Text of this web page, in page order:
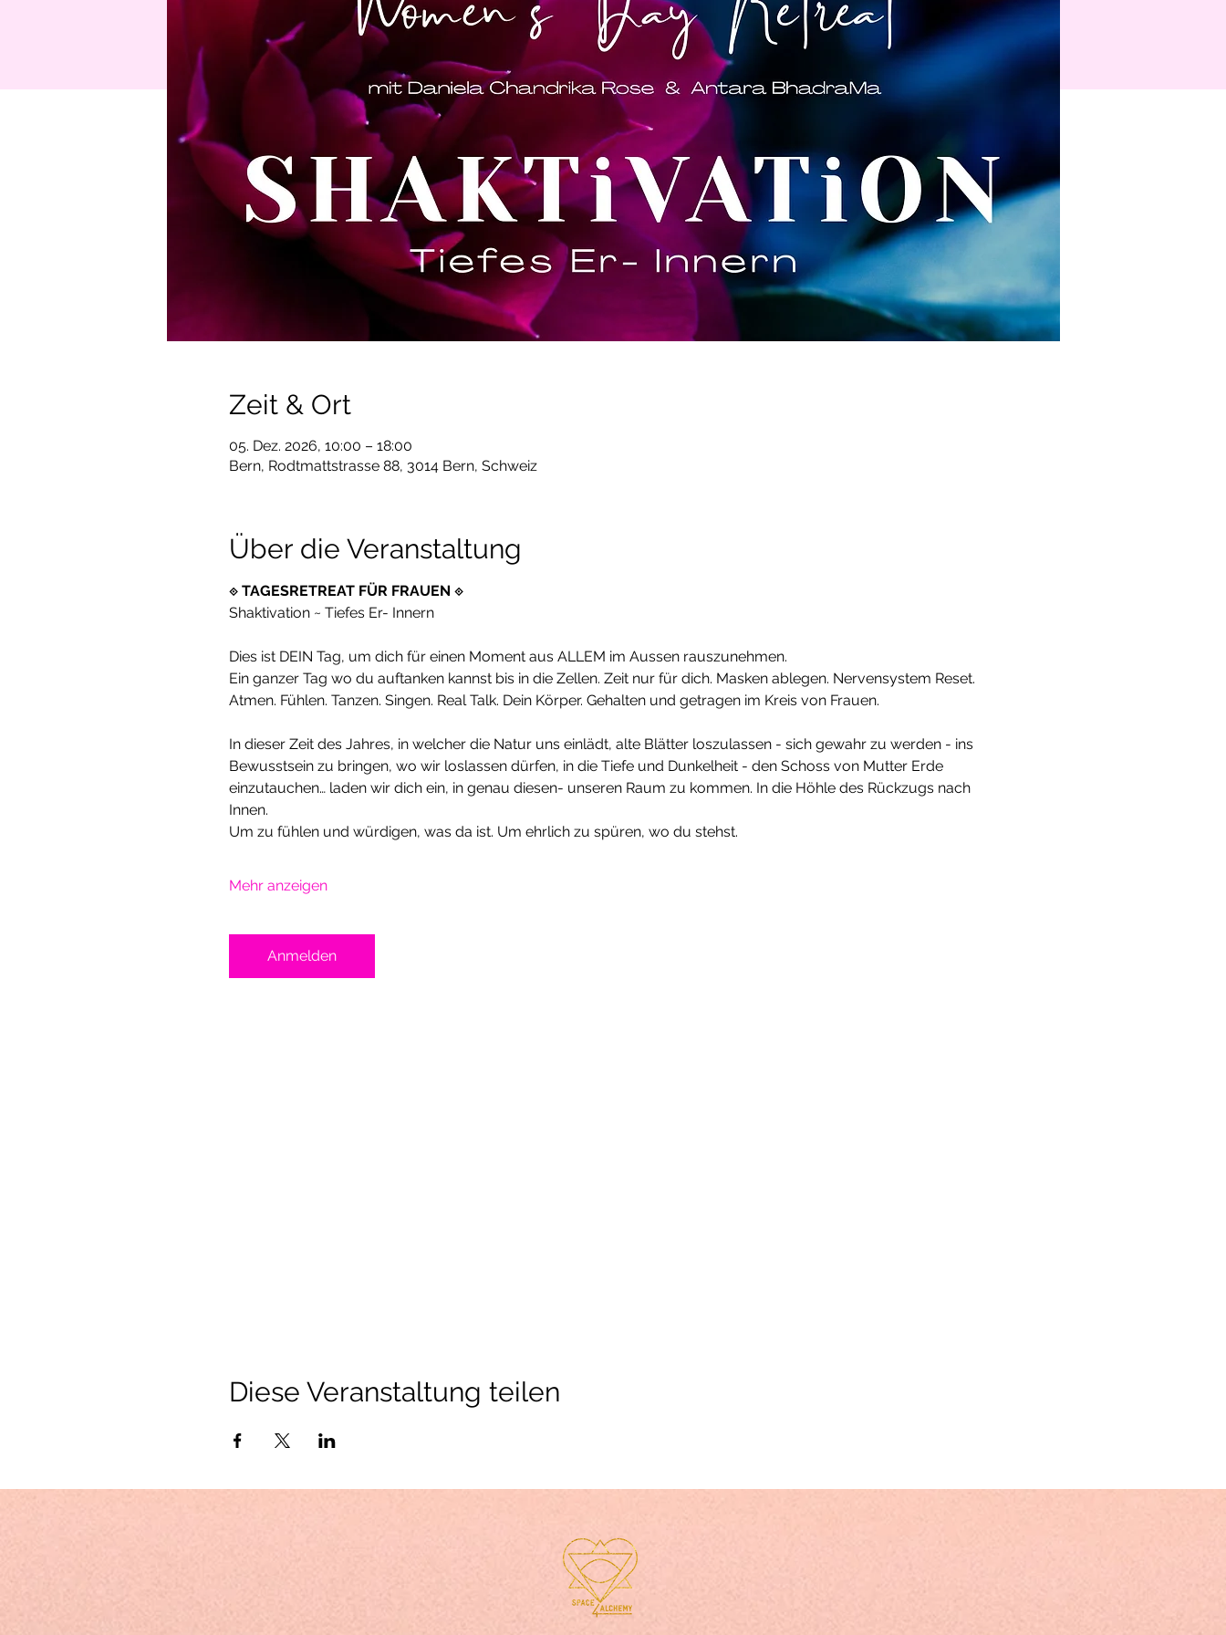
Zeit & Ort
05. Dez. 2026, 10:00 – 18:00
Bern, Rodtmattstrasse 88, 3014 Bern, Schweiz
Über die Veranstaltung
⟐ TAGESRETREAT FÜR FRAUEN ⟐
Shaktivation ~ Tiefes Er- Innern
Dies ist DEIN Tag, um dich für einen Moment aus ALLEM im Aussen rauszunehmen.
Ein ganzer Tag wo du auftanken kannst bis in die Zellen. Zeit nur für dich. Masken ablegen. Nervensystem Reset.
Atmen. Fühlen. Tanzen. Singen. Real Talk. Dein Körper. Gehalten und getragen im Kreis von Frauen.
In dieser Zeit des Jahres, in welcher die Natur uns einlädt, alte Blätter loszulassen - sich gewahr zu werden - ins
Bewusstsein zu bringen, wo wir loslassen dürfen, in die Tiefe und Dunkelheit - den Schoss von Mutter Erde
einzutauchen… laden wir dich ein, in genau diesen- unseren Raum zu kommen. In die Höhle des Rückzugs nach
Innen.
Um zu fühlen und würdigen, was da ist. Um ehrlich zu spüren, wo du stehst.
Mehr anzeigen
Anmelden
Diese Veranstaltung teilen